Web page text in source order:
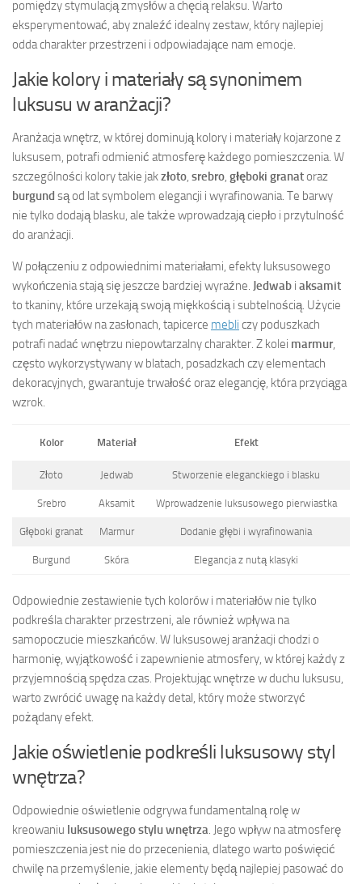
pomiędzy stymulacją zmysłów a chęcią relaksu. Warto
eksperymentować, aby znaleźć idealny zestaw, który najlepiej
odda charakter przestrzeni i odpowiadające nam emocje.
Jakie kolory i materiały są synonimem
luksusu w aranżacji?
Aranżacja wnętrz, w której dominują kolory i materiały kojarzone z
luksusem, potrafi odmienić atmosferę każdego pomieszczenia. W
szczególności kolory takie jakzłoto, srebro, głęboki granatoraz
burgund są od lat symbolem elegancji i wyrafinowania. Te barwy
nie tylko dodają blasku, ale także wprowadzają ciepło i przytulność
do aranżacji.
W połączeniu z odpowiednimi materiałami, efekty luksusowego
wykończenia stają się jeszcze bardziej wyraźne. Jedwab i aksamit
to tkaniny, które urzekają swoją miękkością i subtelnością. Użycie
tych materiałów na zasłonach, tapicerce mebli czy poduszkach
potrafi nadać wnętrzu niepowtarzalny charakter. Z kolei marmur,
często wykorzystywany w blatach, posadzkach czy elementach
dekoracyjnych, gwarantuje trwałość oraz elegancję, która przyciąga
wzrok.
Kolor Materiał Efekt
Złoto Jedwab Stworzenie eleganckiego i blasku
Srebro Aksamit Wprowadzenie luksusowego pierwiastka
Głęboki granat Marmur Dodanie głębi i wyrafinowania
Burgund Skóra Elegancja z nutą klasyki
Odpowiednie zestawienie tych kolorów i materiałów nie tylko
podkreśla charakter przestrzeni, ale również wpływa na
samopoczucie mieszkańców. W luksusowej aranżacji chodzi o
harmonię, wyjątkowość i zapewnienie atmosfery, w której każdy z
przyjemnością spędza czas. Projektując wnętrze w duchu luksusu,
warto zwrócić uwagę na każdy detal, który może stworzyć
pożądany efekt.
Jakie oświetlenie podkreśli luksusowy styl
wnętrza?
Odpowiednie oświetlenie odgrywa fundamentalną rolę w
kreowaniu luksusowego stylu wnętrza. Jego wpływ na atmosferę
pomieszczenia jest nie do przecenienia, dlatego warto poświęcić
chwilę na przemyślenie, jakie elementy będą najlepiej pasować do